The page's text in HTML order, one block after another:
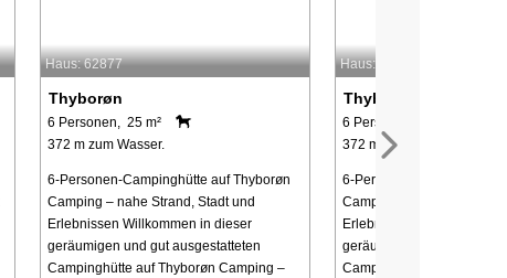
Haus: 62877
Thyborøn
6 Personen, 25 m²
372 m zum Wasser.
6-Personen-Campinghütte auf Thyborøn
Camping – nahe Strand, Stadt und
Erlebnissen Willkommen in dieser
geräumigen und gut ausgestatteten
Campinghütte auf Thyborøn Camping –
Haus: 62872
Thyborøn
6 Personen, 25 m²
372 m zum Wasser.
6-Personen-Campinghütte
Camping – nahe Strand,
Erlebnissen Willkommen
geräumigen und gut
Campinghütte auf